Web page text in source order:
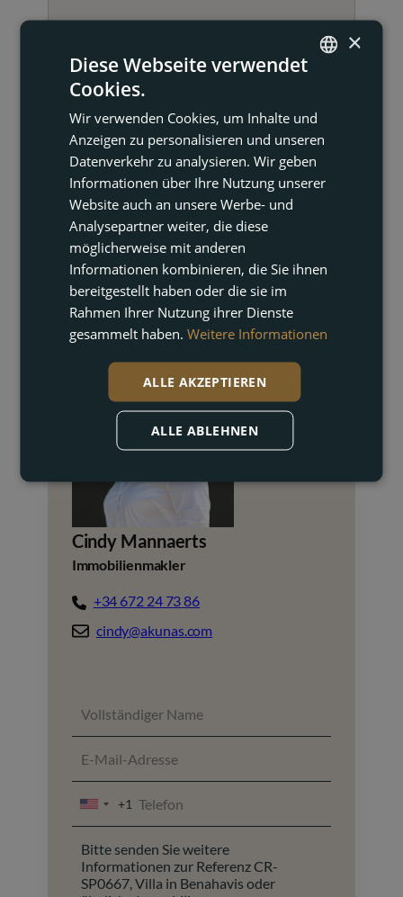
KONTAKT AUFNEHMEN
Cindy Mannaerts
Immobilienmakler
+34 672 24 73 86
cindy@akunas.com
UNITED
STATES
+1
+1
FRENCH
GERMAN
×
Diese Webseite verwendet
Cookies.
Wir verwenden Cookies, um Inhalte und
Anzeigen zu personalisieren und unseren
Datenverkehr zu analysieren. Wir geben
Informationen über Ihre Nutzung unserer
Website auch an unsere Werbe- und
Analysepartner weiter, die diese
möglicherweise mit anderen
Informationen kombinieren, die Sie ihnen
bereitgestellt haben oder die sie im
Rahmen Ihrer Nutzung ihrer Dienste
gesammelt haben. Weitere Informationen
ALLE AKZEPTIEREN
ALLE ABLEHNEN